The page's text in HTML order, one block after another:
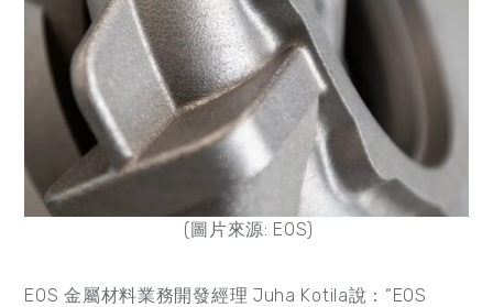
(圖片來源: EOS)
EOS 金屬材料業務開發經理 Juha Kotila說：“EOS